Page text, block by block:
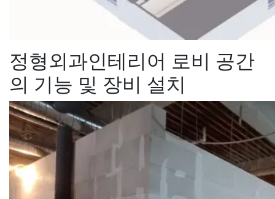
정형외과인테리어 로비 공간
의 기능 및 장비 설치